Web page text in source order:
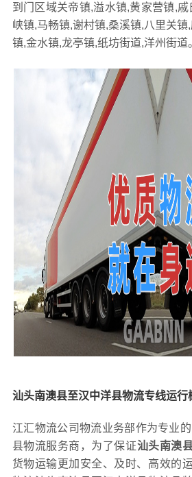
到门区域关帝镇,溢水镇,黄家营镇,
峡镇,马畅镇,谢村镇,桑溪镇,八里关镇
镇,金水镇,龙亭镇,纸坊街道,洋州街道
汕头南澳县至汉中洋县物流专线运行
江汇物流公司物流业务部作为专业
县物流服务商，为了保证汕头南澳
货物运输更加安全、及时、高效的